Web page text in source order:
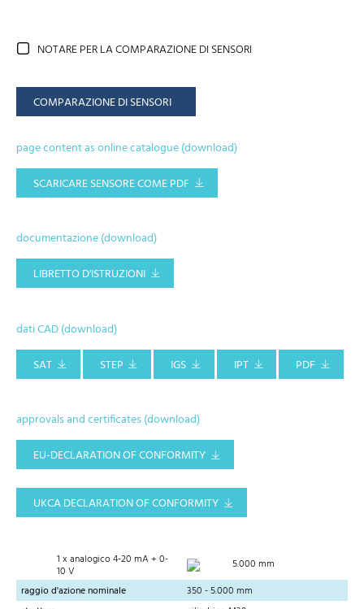
NOTARE PER LA COMPARAZIONE DI SENSORI
COMPARAZIONE DI SENSORI
page content as online catalogue (download)
SCARICARE SENSORE COME PDF
documentazione (download)
LIBRETTO D'ISTRUZIONI
dati CAD (download)
SAT
STEP IGS IPT PDF
approvals and certificates (download)
EU-DECLARATION OF CONFORMITY
UKCA DECLARATION OF CONFORMITY
1 x analogico 4-20 mA + 0-
10 V
5.000 mm
raggio d'azione nominale
350 - 5.000 mm